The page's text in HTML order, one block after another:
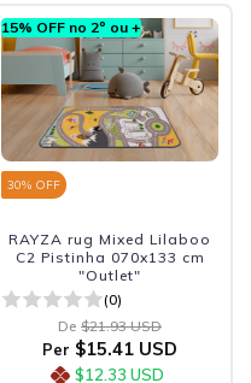
15% OFF no 2º ou +
30% OFF
RAYZA rug Mixed Lilaboo
C2 Pistinha 070x133 cm
"Outlet"
(0)
De $21.93 USD
Per $15.41 USD
$12.33 USD